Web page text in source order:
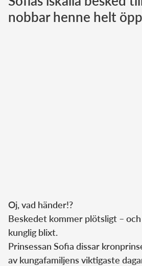
Norska
nobbar henne helt
Oj, vad händer!?
Beskedet kommer plötsligt –
kunglig blixt.
Prinsessan Sofia dissar
av kungafamiljens viktigaste